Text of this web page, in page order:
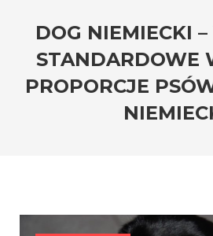
DOG NIEMIECKI
STANDARDOWE
PROPORCJE